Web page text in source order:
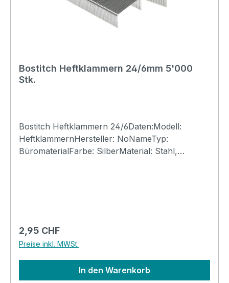
Bostitch Heftklammern 24/6mm 5'000
Stk.
Bostitch Heftklammern 24/6Daten:Modell:
HeftklammernHersteller: NoNameTyp:
BüromaterialFarbe: SilberMaterial: Stahl,
Regulärer Preis:
2,95 CHF
Preise inkl. MWSt.
In den Warenkorb